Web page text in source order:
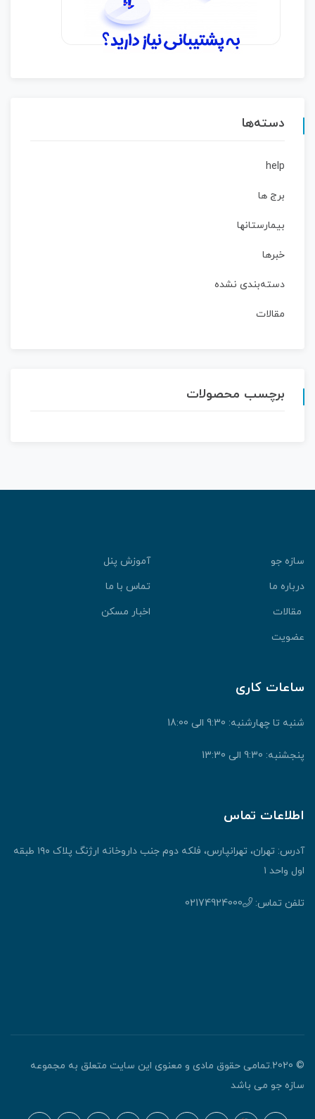
دسته‌ها
help
برج ها
بیمارستانها
خبرها
دسته‌بندی نشده
مقالات
برچسب محصولات
سازه جو
آموزش پنل
درباره ما
تماس با ما
مقالات
اخبار مسکن
عضویت
ساعات کاری
شنبه تا چهارشنبه: 9:30 الی 18:00
پنجشنبه: 9:30 الی 13:30
اطلاعات تماس
آدرس: تهران، تهرانپارس، فلکه دوم جنب داروخانه ارژنگ پلاک ۱۹۰ طبقه
اول واحد ۱
تلفن تماس: 02174924000
© 2020.تمامی حقوق مادی و معنوی این سایت متعلق به مجموعه
سازه جو می باشد